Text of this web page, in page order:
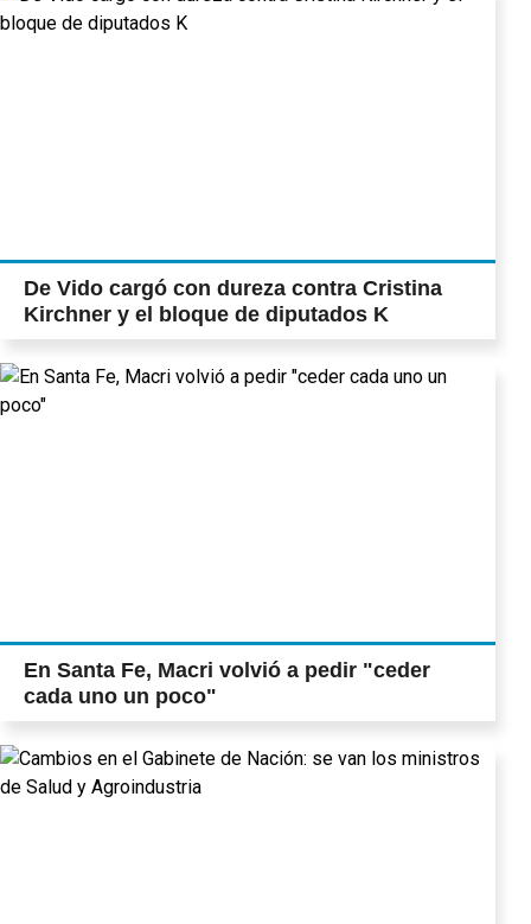
De Vido cargó con dureza contra Cristina
Kirchner y el bloque de diputados K
En Santa Fe, Macri volvió a pedir "ceder
cada uno un poco"